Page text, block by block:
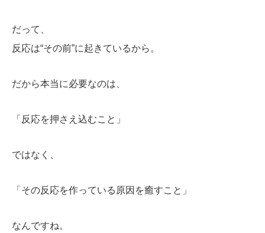
だって、
反応は“その前”に起きているから。
だから本当に必要なのは、
「反応を押さえ込むこと」
ではなく、
「その反応を作っている原因を癒すこと」
なんですね。